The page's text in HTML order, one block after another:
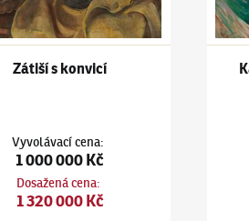
Zátiší s konvicí
Vyvolávací cena:
1 000 000 Kč
Dosažená cena:
1 320 000 Kč